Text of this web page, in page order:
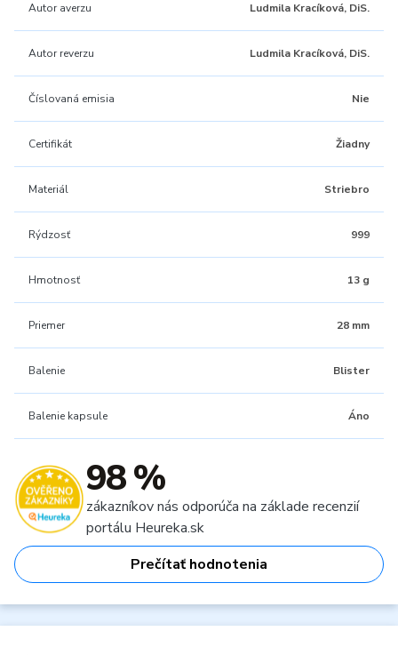
Autor averzu Ludmila Kracíková, DiS.
Autor reverzu Ludmila Kracíková, DiS.
Číslovaná emisia Nie
Certifikát Žiadny
Materiál Striebro
Rýdzosť 999
Hmotnosť 13 g
Priemer 28 mm
Balenie Blister
Balenie kapsule Áno
98 %
zákazníkov nás odporúča na základe recenzií
portálu Heureka.sk
Prečítať hodnotenia